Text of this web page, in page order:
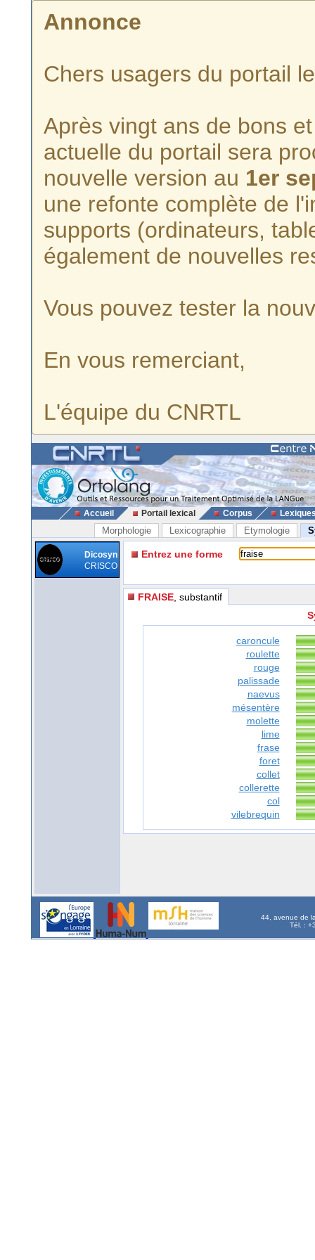
Annonce
Chers usagers du portail
Après vingt ans de bons
actuelle du portail sera
nouvelle version au 1er
une refonte complète de
supports (ordinateurs,
également de nouvelles
Vous pouvez tester la
En vous remerciant,
L'équipe du CNRTL
Accueil Portail lexical Corpus
Morphologie Lexicographie Etymologie
Dicosyn
CRISCO
Entrez une forme
FRAISE , substantif
caroncule
roulette
rouge
palissade
naevus
mésentère
molette
lime
frase
foret
collet
collerette
col
vilebrequin
44, avenue de
Tél. :